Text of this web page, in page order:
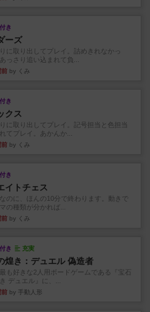
き
ーズ
に取り出してプレイ。詰めきれなかっ
っさり追い込まれて負...
前 by くみ
き
クス
に取り出してプレイ。記号担当と色担当
れてプレイ。あかんか...
前 by くみ
き
イトチェス
なのに、ほんの10分で終わります。動きで
の種類が分かれば...
前 by くみ
き 充実
煌き：デュエル 偽造者
最も好きな2人用ボードゲームである『宝石
デュエル』に、...
前 by 手動人形